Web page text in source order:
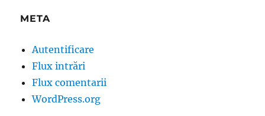
META
Autentificare
Flux intrări
Flux comentarii
WordPress.org